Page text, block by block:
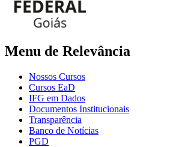
Menu de Relevância
Nossos Cursos
Cursos EaD
IFG em Dados
Documentos Institucionais
Transparência
Banco de Notícias
PGD